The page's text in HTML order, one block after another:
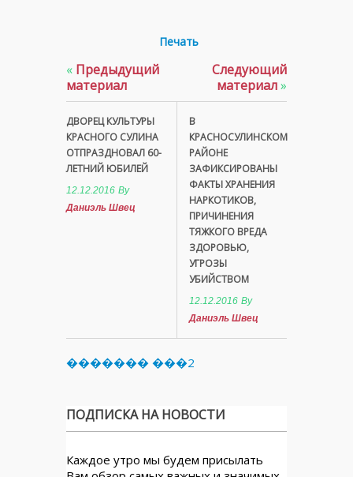
Печать
« Предыдущий
материал
ДВОРЕЦ КУЛЬТУРЫ
КРАСНОГО СУЛИНА
ОТПРАЗДНОВАЛ 60-
ЛЕТНИЙ ЮБИЛЕЙ
12.12.2016 By
Даниэль Швец
Следующий
материал»
В
КРАСНОСУЛИНСКОМ
РАЙОНЕ
ЗАФИКСИРОВАНЫ
ФАКТЫ ХРАНЕНИЯ
НАРКОТИКОВ,
ПРИЧИНЕНИЯ
ТЯЖКОГО ВРЕДА
ЗДОРОВЬЮ,
УГРОЗЫ
УБИЙСТВОМ
12.12.2016 By
Даниэль Швец
������� ���2
ПОДПИСКА НА НОВОСТИ
Каждое утро мы будем присылать